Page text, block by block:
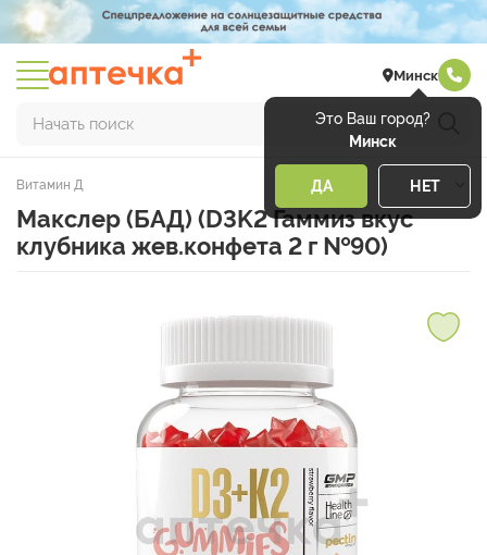
Минск
Это Ваш город?
Минск
ДА НЕТ
Начать поиск
Витамин Д
Макслер (БАД) (D3K2 Гаммиз вкус
клубника жев.конфета 2 г №90)